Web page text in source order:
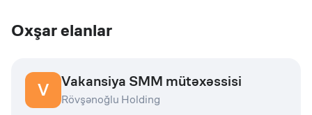
Oxşar elanlar
V Vakansiya SMM mütəxəssisi
Rövşənoğlu Holding